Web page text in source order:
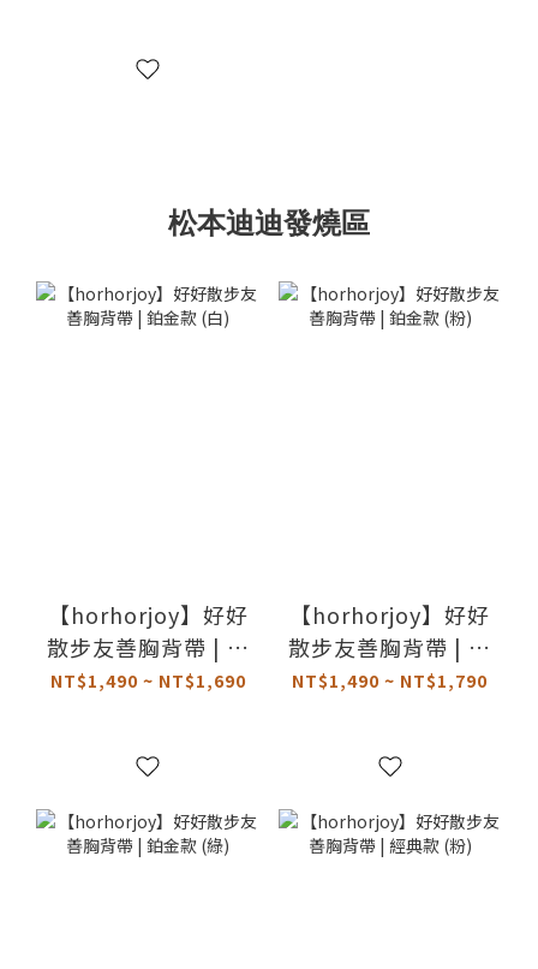
松本迪迪發燒區
【horhorjoy】好好
散步友善胸背帶 | 鉑
金款 (白)
NT$1,490 ~ NT$1,690
【horhorjoy】好好
散步友善胸背帶 | 鉑
金款 (粉)
NT$1,490 ~ NT$1,790